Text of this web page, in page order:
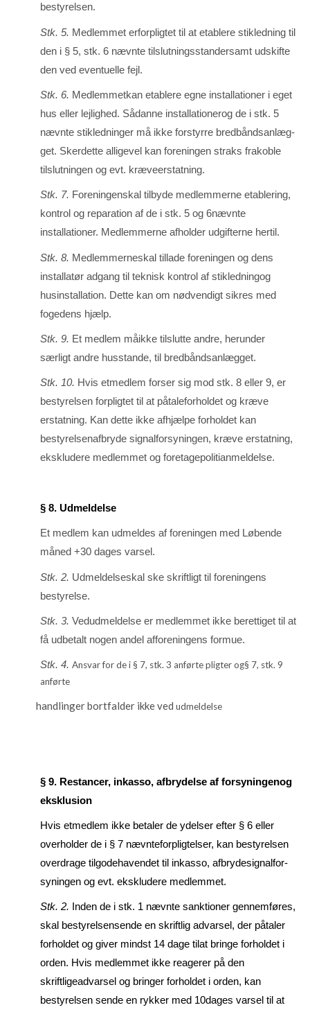
bestyrelsen.
Stk. 5. Medlemmet erforpligtet til at etablere stikledning til
den i § 5, stk. 6 nævnte tilslutningsstandersamt udskifte
den ved eventuelle fejl.
Stk. 6. Medlemmetkan etablere egne installationer i eget
hus eller lejlighed. Sådanne installationerog de i stk. 5
nævnte stikledninger må ikke forstyrre bredbåndsanlæg­
get. Skerdette alligevel kan foreningen straks frakoble
tilslutningen og evt. kræveerstatning.
Stk. 7. Foreningenskal tilbyde medlemmerne etablering,
kontrol og reparation af de i stk. 5 og 6nævnte
installationer. Medlemmerne afholder udgifterne hertil.
Stk. 8. Medlemmerneskal tillade foreningen og dens
installatør adgang til teknisk kontrol af stikled­ningog
husinstallation. Dette kan om nødvendigt sikres med
fogedens hjælp.
Stk. 9. Et medlem måikke tilslutte andre, herunder
særligt andre husstande, til bred­bånds­an­læg­get.
Stk. 10. Hvis etmedlem forser sig mod stk. 8 eller 9, er
bestyrelsen forpligtet til at påtaleforhol­det og kræve
erstatning. Kan dette ikke afhjælpe forholdet kan
bestyrel­senafbryde signalforsy­nin­­gen, kræve erstatning,
ekskludere medlemmet og foretagepolitianmeldelse.
§ 8. Udmeldelse
Et medlem kan udmeldes af foreningen med Løbende
måned +30 dages varsel.
Stk. 2. Udmeldelseskal ske skriftligt til foreningens
bestyrelse.
Stk. 3. Vedudmeldelse er medlemmet ikke berettiget til at
få udbetalt nogen andel afforenin­gens for­mue.
Stk. 4. Ansvar for de i § 7, stk. 3 anførte pligter og§ 7, stk. 9
anførte
handlinger bortfalder ikke ved udmeldelse
§ 9. Restancer, inkasso, afbrydelse af forsyningenog
eksklusion
Hvis etmedlem ikke betaler de ydelser efter § 6 eller
overholder de i § 7 nævnteforpligtelser, kan bestyrelsen
overdrage tilgodehavendet til inkasso, afbrydesignalfor­
syningen og evt. eksklude­re medlemmet.
Stk. 2. Inden de i stk. 1 nævnte sanktioner gennemføres,
skal bestyrelsensende en skriftlig advarsel, der påtaler
forholdet og giver mindst 14 dage tilat bringe forholdet i
orden. Hvis medlemmet ikke reagerer på den
skriftligeadvarsel og bringer forhol­det i orden, kan
bestyrelsen sende en rykker med 10dages varsel til at